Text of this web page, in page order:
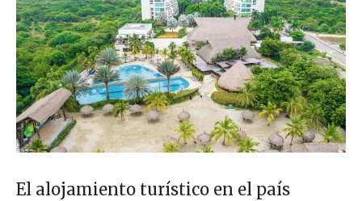
El alojamiento turístico en el país